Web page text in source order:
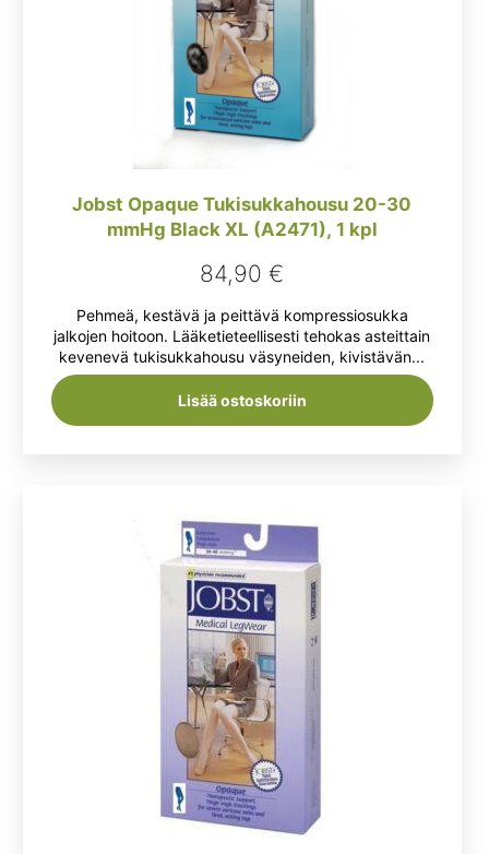
Jobst Opaque Tukisukkahousu 20-30
mmHg Black XL (A2471), 1 kpl
84,90€
Pehmeä, kestävä ja peittävä kompressiosukka
jalkojen hoitoon. Lääketieteellisesti tehokas asteittain
kevenevä tukisukkahousu väsyneiden, kivistävän...
Lisää ostoskoriin